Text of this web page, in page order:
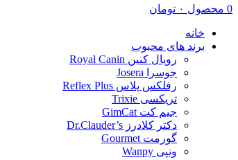
0 محصول ۰ تومان
خانه
برند های محبوب
رویال کنین Royal Canin
جوسرا Josera
رفلکس پلاس Reflex Plus
تریکسی Trixie
جیم کت GimCat
دکتر کلادرز Dr.Clauder’s
گورمت Gourmet
ونپی Wanpy